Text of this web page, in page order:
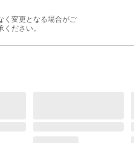
く変更となる場合がご
ださい。